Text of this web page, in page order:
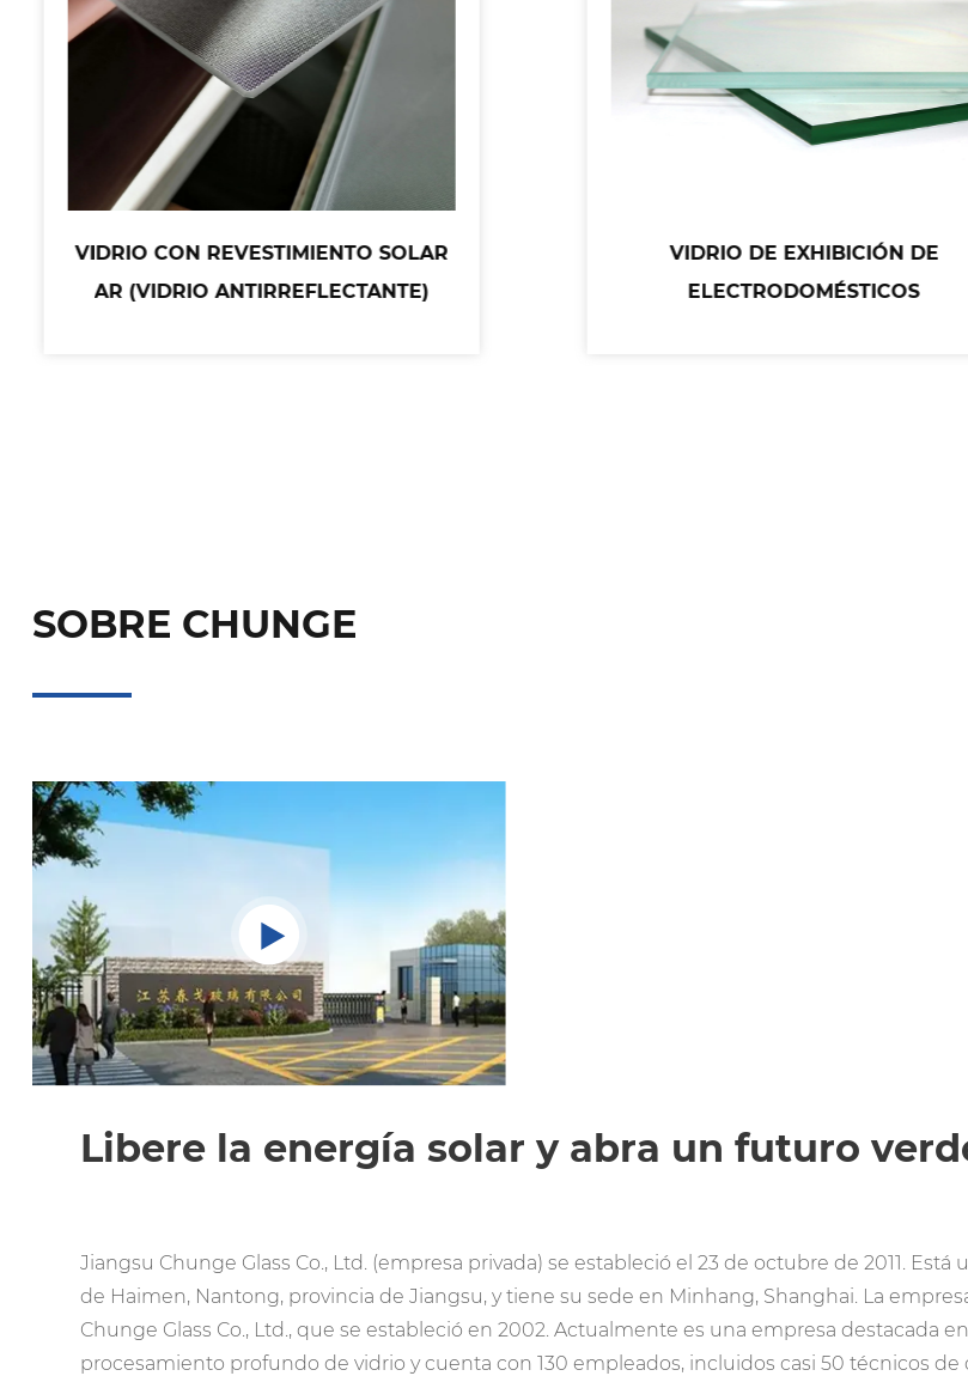
VIDRIO CON REVESTIMIENTO SOLAR
AR (VIDRIO ANTIRREFLECTANTE)
VIDRIO DE EXHIBICIÓN DE
ELECTRODOMÉSTICOS
SOBRE CHUNGE
Libere la energía solar y abra un futuro
Jiangsu Chunge Glass Co., Ltd. (empresa privada) se estableció el 23 de octubre de 2011. Está
de Haimen, Nantong, provincia de Jiangsu, y tiene su sede en Minhang, Shanghai. La
Chunge Glass Co., Ltd., que se estableció en 2002. Actualmente es una empresa destacada
procesamiento profundo de vidrio y cuenta con 130 empleados, incluidos casi 50 técnicos de